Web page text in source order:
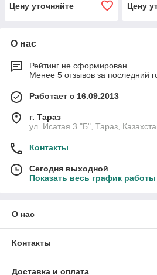
Цену уточняйте Цену
О нас
Рейтинг не сформирован
Менее 5 отзывов за последний
Работает с 16.09.2013
г. Тараз
ул. Исатая 3 "Б", Тараз,
Контакты
Сегодня выходной
Показать весь график работы
О нас
Контакты
Доставка и оплата